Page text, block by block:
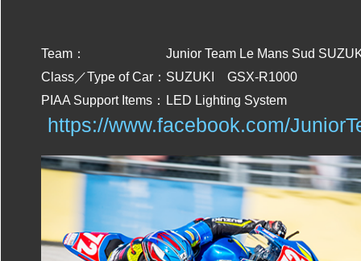
Team：
Junior Team Le Mans Sud
Class／Type of Car： SUZUKI GSX-R1000
PIAA Support Items：
LED Lighting System
https://www.facebook.com/